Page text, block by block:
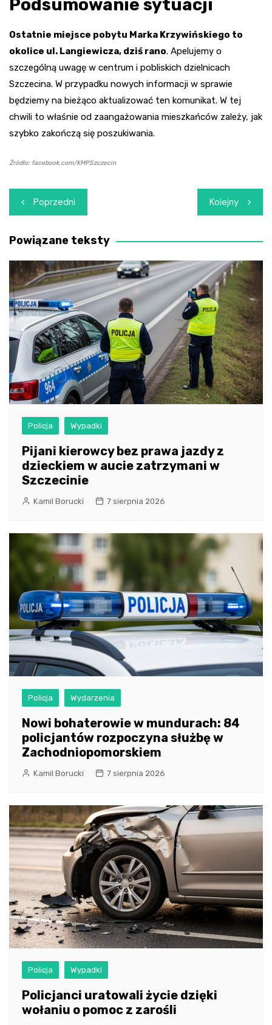
Podsumowanie sytuacji
Ostatnie miejsce pobytu Marka Krzywińskiego to
okolice ul. Langiewicza, dziś rano. Apelujemy o
szczególną uwagę w centrum i pobliskich dzielnicach
Szczecina. W przypadku nowych informacji w sprawie
będziemy na bieżąco aktualizować ten komunikat. W tej
chwili to właśnie od zaangażowania mieszkańców zależy, jak
szybko zakończą się poszukiwania.
Źródło: facebook.com/KMPSzczecin
Nawigacja
wpisu
Poprzedni Kolejny
Powiązane teksty
Policja Wypadki
Pijani kierowcy bez prawa jazdy z
dzieckiem w aucie zatrzymani w
Szczecinie
Kamil Borucki 7 sierpnia 2026
Policja Wydarzenia
Nowi bohaterowie w mundurach: 84
policjantów rozpoczyna służbę w
Zachodniopomorskiem
Kamil Borucki 7 sierpnia 2026
Policja Wypadki
Policjanci uratowali życie dzięki
wołaniu o pomoc z zarośli